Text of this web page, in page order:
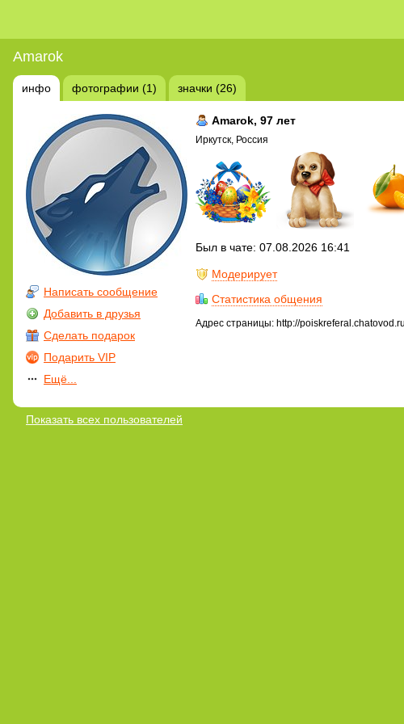
Amarok
инфо фотографии (1) значки (26)
Написать сообщение
Добавить в друзья
Сделать подарок
Подарить VIP
Ещё...
Amarok, 97 лет
Иркутск, Россия
Был в чате: 07.08.2026 16:41
Модерирует
Статистика общения
Адрес страницы: http://
Показать всех пользователей